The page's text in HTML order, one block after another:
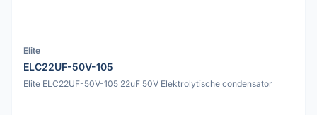
Elite
ELC22UF-50V-105
Elite ELC22UF-50V-105 22uF 50V Elektrolytische condensator